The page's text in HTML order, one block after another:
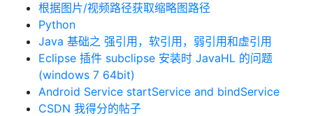
根据图片/视频路径获取缩略图路径
Python
Java 基础之 强引用，软引用，弱引用和虚引用
Eclipse 插件 subclipse 安装时 JavaHL 的问题
(windows 7 64bit)
Android Service startService and bindService
CSDN 我得分的帖子